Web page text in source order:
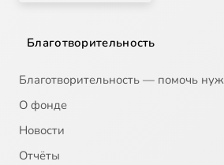
Благотворительность
Благотворительность — помочь
О фонде
Новости
Отчёты